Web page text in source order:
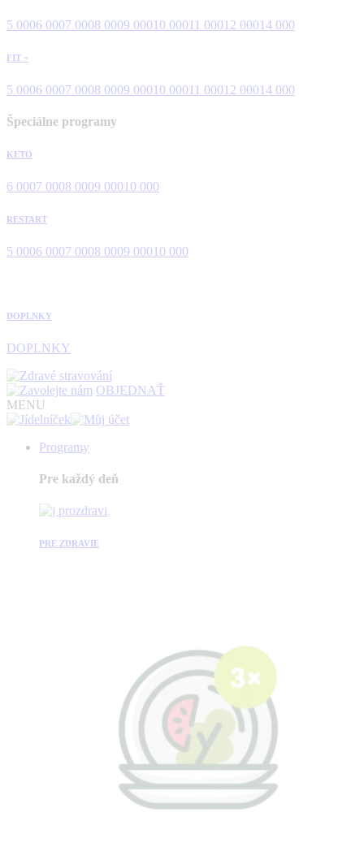
5 0006 0007 0008 0009 00010 00011 00012 00014 000
FIT +
5 0006 0007 0008 0009 00010 00011 00012 00014 000
Špeciálne programy
KETO
6 0007 0008 0009 00010 000
RESTART
5 0006 0007 0008 0009 00010 000
DOPLNKY
DOPLNKY
OBJEDNAŤ
MENU
Programy
Pre každý deň
PRE ZDRAVIE